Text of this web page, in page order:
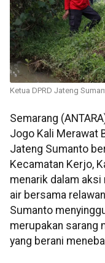
Ketua DPRD Jateng
Semarang
Jogo Kali Merawat
Jateng Sumanto
Kecamatan Kerjo,
menarik dalam
air bersama
Sumanto
merupakan sarang
yang berani